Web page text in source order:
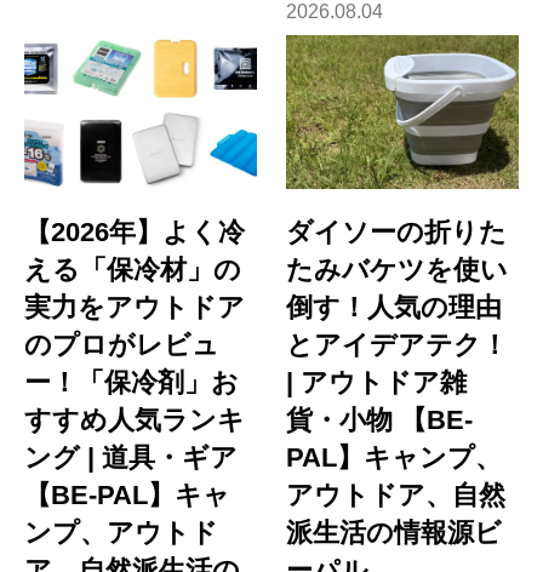
2026.08.04
【2026年】よく冷
える「保冷材」の
実力をアウトドア
のプロがレビュ
ー！「保冷剤」お
すすめ人気ランキ
ング | 道具・ギア
【BE-PAL】キャ
ンプ、アウトド
ダイソーの折りた
たみバケツを使い
倒す！人気の理由
とアイデアテク！
| アウトドア雑
貨・小物 【BE-
PAL】キャンプ、
アウトドア、自然
派生活の情報源ビ